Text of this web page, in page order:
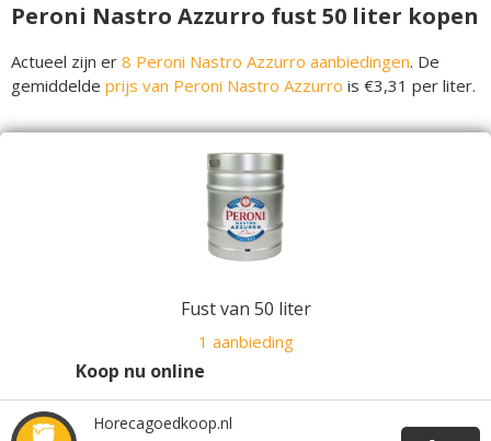
Peroni Nastro Azzurro fust 50 liter kopen
Actueel zijn er 8 Peroni Nastro Azzurro aanbiedingen. De
gemiddelde prijs van Peroni Nastro Azzurro is €3,31 per liter.
Fust van 50 liter
1 aanbieding
Koop nu online
Horecagoedkoop.nl